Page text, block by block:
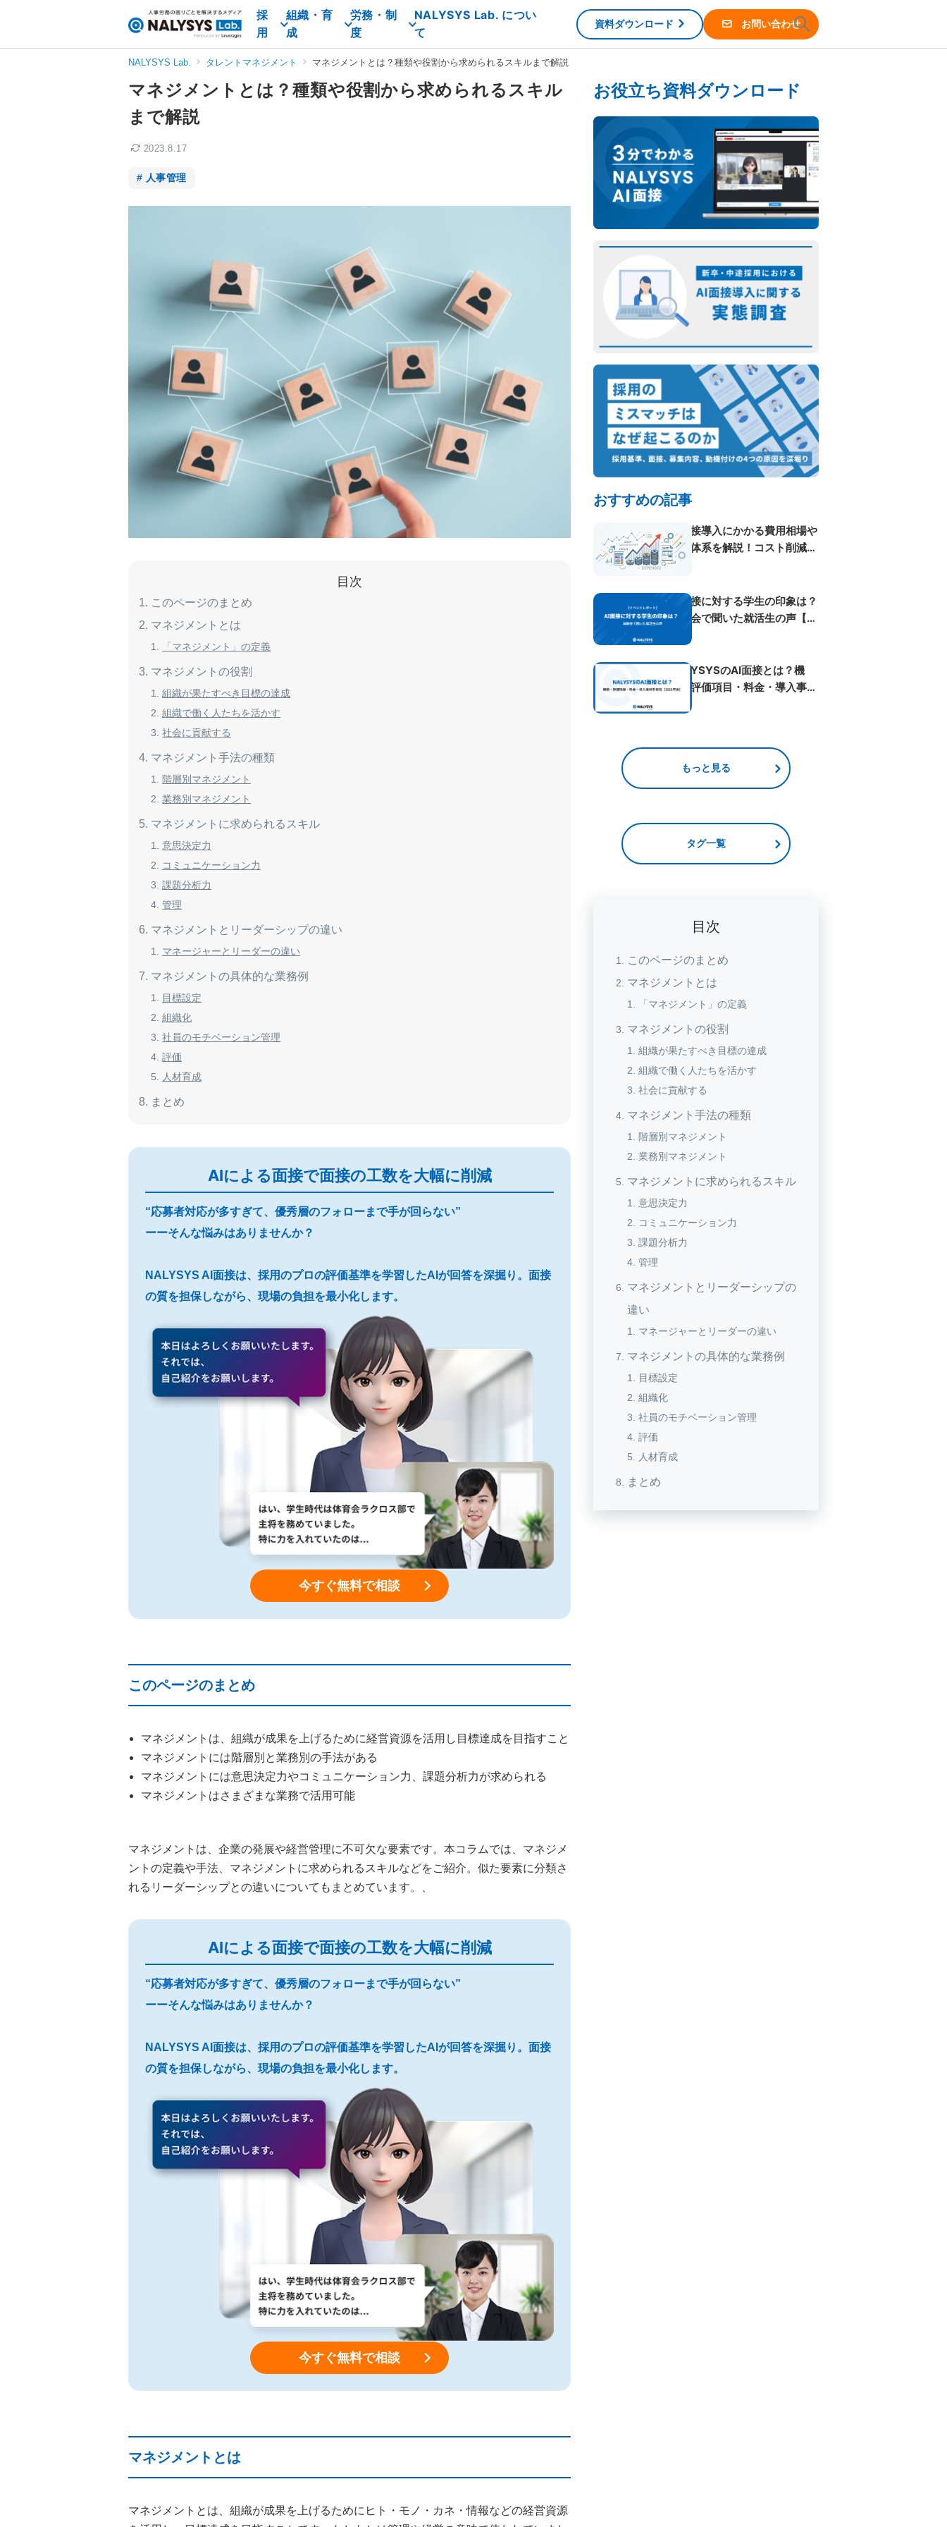
NALYSYS
Lab.
シ
採
用
組織・育
成
労務・制
度
NALYSYS Lab. につい
て
資料ダウンロード お問い合わせ
NALYSYS Lab. タレントマネジメント マネジメントとは？種類や役割から求められるスキルまで解説
マネジメントとは？種類や役割から求められるスキル
まで解説
2023.8.17
人事管理
目次
このページのまとめ
マネジメントとは
「マネジメント」の定義
マネジメントの役割
組織が果たすべき目標の達成
組織で働く人たちを活かす
社会に貢献する
マネジメント手法の種類
階層別マネジメント
業務別マネジメント
マネジメントに求められるスキル
意思決定力
コミュニケーション力
課題分析力
管理
マネジメントとリーダーシップの違い
マネージャーとリーダーの違い
マネジメントの具体的な業務例
目標設定
組織化
社員のモチベーション管理
評価
人材育成
まとめ
AIによる面接で面接の工数を大幅に削減
“応募者対応が多すぎて、優秀層のフォローまで手が回らない”
ーーそんな悩みはありませんか？
NALYSYS AI面接は、採用のプロの評価基準を学習したAIが回答を深掘り。面接
の質を担保しながら、現場の負担を最小化します。
今すぐ無料で相談
このページのまとめ
マネジメントは、組織が成果を上げるために経営資源を活用し目標達成を目指すこと
マネジメントには階層別と業務別の手法がある
マネジメントには意思決定力やコミュニケーション力、課題分析力が求められる
マネジメントはさまざまな業務で活用可能
マネジメントは、企業の発展や経営管理に不可欠な要素です。本コラムでは、マネジメ
ントの定義や手法、マネジメントに求められるスキルなどをご紹介。似た要素に分類さ
れるリーダーシップとの違いについてもまとめています。、
AIによる面接で面接の工数を大幅に削減
“応募者対応が多すぎて、優秀層のフォローまで手が回らない”
ーーそんな悩みはありませんか？
NALYSYS AI面接は、採用のプロの評価基準を学習したAIが回答を深掘り。面接
の質を担保しながら、現場の負担を最小化します。
今すぐ無料で相談
マネジメントとは
マネジメントとは、組織が成果を上げるためにヒト・モノ・カネ・情報などの経営資源
お役立ち資料ダウンロード
おすすめの記事
AI面接導入にかかる費用相場や
料金体系を解説！コスト削減方
法も紹...
AI面接に対する学生の印象は？
体験会で聞いた就活生の声【イ
NALYSYSのAI面接とは？機
能・評価項目・料金・導入事例
を解...
もっと見る
タグ一覧
目次
このページのまとめ
マネジメントとは
「マネジメント」の定義
マネジメントの役割
組織が果たすべき目標の達成
組織で働く人たちを活かす
社会に貢献する
マネジメント手法の種類
階層別マネジメント
業務別マネジメント
マネジメントに求められるスキル
意思決定力
コミュニケーション力
課題分析力
管理
マネジメントとリーダーシップの
違い
マネージャーとリーダーの違い
マネジメントの具体的な業務例
目標設定
組織化
社員のモチベーション管理
評価
人材育成
まとめ